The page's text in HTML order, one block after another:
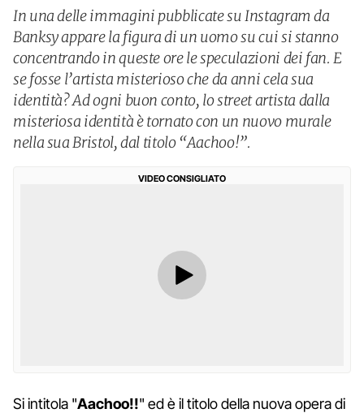
In una delle immagini pubblicate su Instagram da
Banksy appare la figura di un uomo su cui si stanno
concentrando in queste ore le speculazioni dei fan. E
se fosse l’artista misterioso che da anni cela sua
identità? Ad ogni buon conto, lo street artista dalla
misteriosa identità è tornato con un nuovo murale
nella sua Bristol, dal titolo “Aachoo!”.
VIDEO CONSIGLIATO
Si intitola "Aachoo!!" ed è il titolo della nuova opera di